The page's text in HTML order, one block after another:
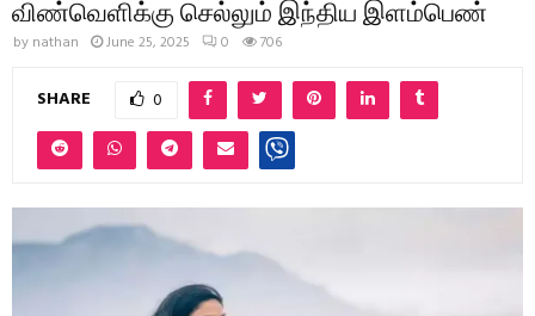
விண்வெளிக்கு செல்லும் இந்திய இளம்பெண்
by nathan June 25, 2025 0 706
SHARE 0